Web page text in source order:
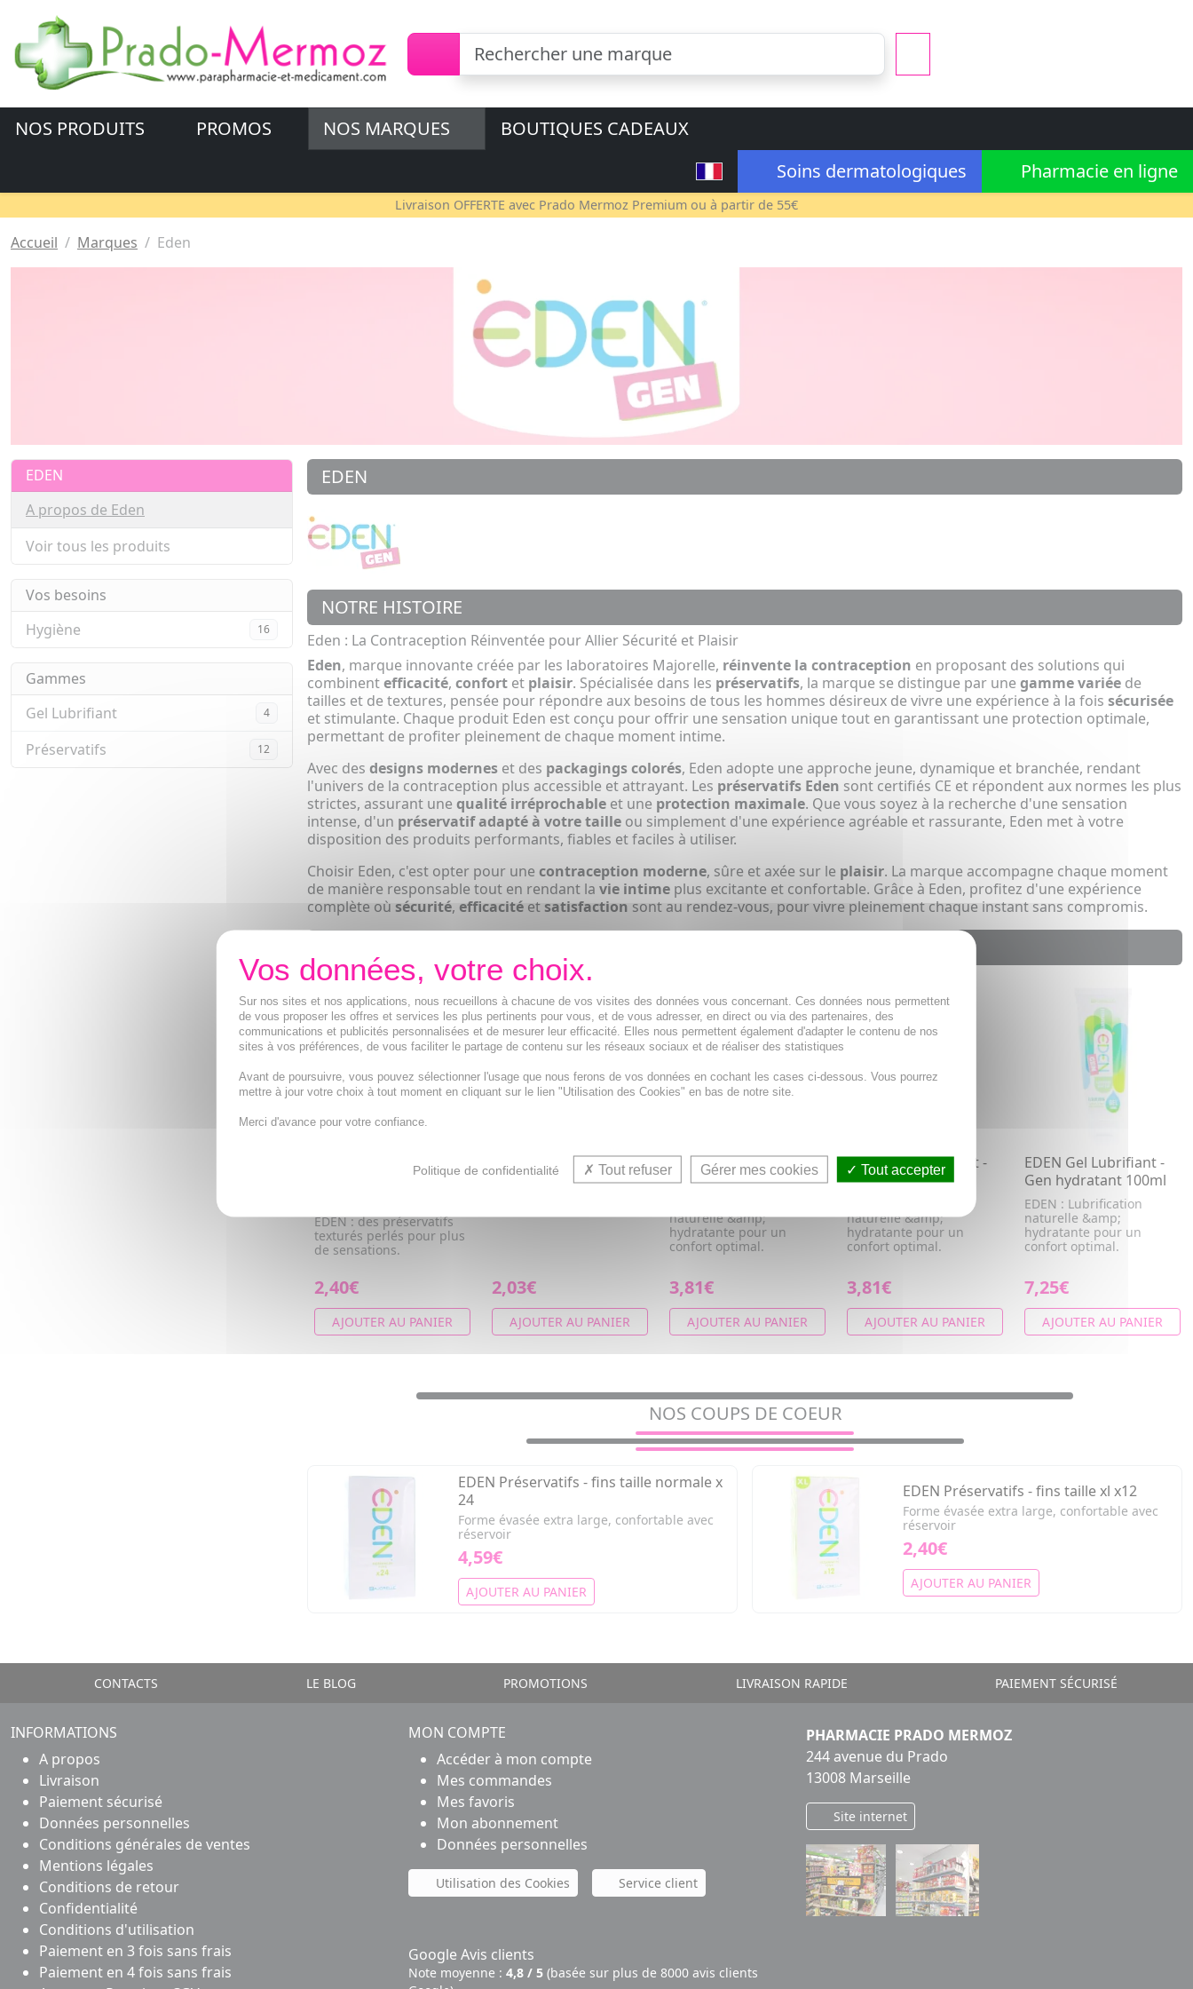
NOS PRODUITS PROMOS NOS MARQUES
BOUTIQUES CADEAUX
Soins dermatologiques
Pharmacie en ligne
Livraison OFFERTE avec Prado Mermoz Premium ou à partir de 55€
Accueil Marques Eden
EDEN
A propos de Eden
Voir tous les produits
Vos besoins
Hygiène
16
Gammes
Gel Lubrifiant
4
Préservatifs 12
EDEN
NOTRE HISTOIRE
Eden : La Contraception Réinventée pour Allier Sécurité et Plaisir
Eden, marque innovante créée par les laboratoires Majorelle, réinvente la contraception en proposant des solutions qui
combinentefficacité, confort et plaisir. Spécialisée dans les préservatifs, la marque se distingue par une gamme variée de
tailles et de textures, pensée pour répondre aux besoins de tous les hommes désireux de vivre une expérience à la fois sécurisée
et stimulante. Chaque produit Eden est conçu pour offrir une sensation unique tout en garantissant une protection optimale,
permettant de profiter pleinement de chaque moment intime.
Avec des designs modernes et des packagings colorés, Eden adopte une approche jeune, dynamique et branchée, rendant
l'univers de la contraception plus accessible et attrayant. Les préservatifs Eden sont certifiés CE et répondent aux normes les plus
strictes, assurant une qualité irréprochable et une protection maximale. Que vous soyez à la recherche d'une sensation
intense, d'un préservatif adapté à votre taille ou simplement d'une expérience agréable et rassurante, Eden met à votre
disposition des produits performants, fiables et faciles à utiliser.
Choisir Eden, c'est opter pour une contraception moderne, sûre et axée sur le plaisir. La marque accompagne chaque moment
de manière responsable tout en rendant la vie intime plus excitante et confortable. Grâce à Eden, profitez d'une expérience
complète où sécurité, efficacitéetsatisfaction sont au rendez-vous, pour vivre pleinement chaque instant sans compromis.
EDEN Préservatifs -
Masculins Texturés
EDEN : des préservatifs
texturés perlés pour plus
de sensations.
2,40€
AJOUTER AU PANIER
EDEN Préservatifs -
extra fin boite de 3
2,03€
AJOUTER AU PANIER
EDEN Gel Lubrifiant -
Gen hydratant 30ml
naturelle &amp;
hydratante pour un
confort optimal.
3,81€
AJOUTER AU PANIER
EDEN Gel Lubrifiant -
Gen naturel 30ml
naturelle &amp;
hydratante pour un
confort optimal.
3,81€
AJOUTER AU PANIER
EDEN Gel Lubrifiant -
Gen hydratant 100ml
EDEN : Lubrification
naturelle &amp;
hydratante pour un
confort optimal.
7,25€
AJOUTER AU PANIER
NOS COUPS DE COEUR
EDEN Préservatifs - fins taille normale x
24
Forme évasée extra large, confortable avec
réservoir
4,59€
AJOUTER AU PANIER
EDEN Préservatifs - fins taille xl x12
Forme évasée extra large, confortable avec
réservoir
2,40€
AJOUTER AU PANIER
CONTACTS LE BLOG PROMOTIONS LIVRAISON RAPIDE PAIEMENT SÉCURISÉ
INFORMATIONS
A propos
Livraison
Paiement sécurisé
Données personnelles
Conditions générales de ventes
Mentions légales
Conditions de retour
Confidentialité
Conditions d'utilisation
Paiement en 3 fois sans frais
Paiement en 4 fois sans frais
MON COMPTE
Accéder à mon compte
Mes commandes
Mes favoris
Mon abonnement
Données personnelles
Utilisation des Cookies Service client
Google Avis clients
Note moyenne : 4,8 / 5 (basée sur plus de 8000 avis clients
PHARMACIE PRADO MERMOZ
244 avenue du Prado
13008 Marseille
Site internet
Sur nos sites et nos applications, nous recueillons à chacune de vos visites des données vous concernant. Ces données nous permettent
de vous proposer les offres et services les plus pertinents pour vous, et de vous adresser, en direct ou via des partenaires, des
communications et publicités personnalisées et de mesurer leur efficacité. Elles nous permettent également d'adapter le contenu de nos
sites à vos préférences, de vous faciliter le partage de contenu sur les réseaux sociaux et de réaliser des statistiques
Avant de poursuivre, vous pouvez sélectionner l'usage que nous ferons de vos données en cochant les cases ci-dessous. Vous pourrez
mettre à jour votre choix à tout moment en cliquant sur le lien "Utilisation des Cookies" en bas de notre site.
Merci d'avance pour votre confiance.
Politique de confidentialité Tout refuser Gérer mes cookies Tout accepter